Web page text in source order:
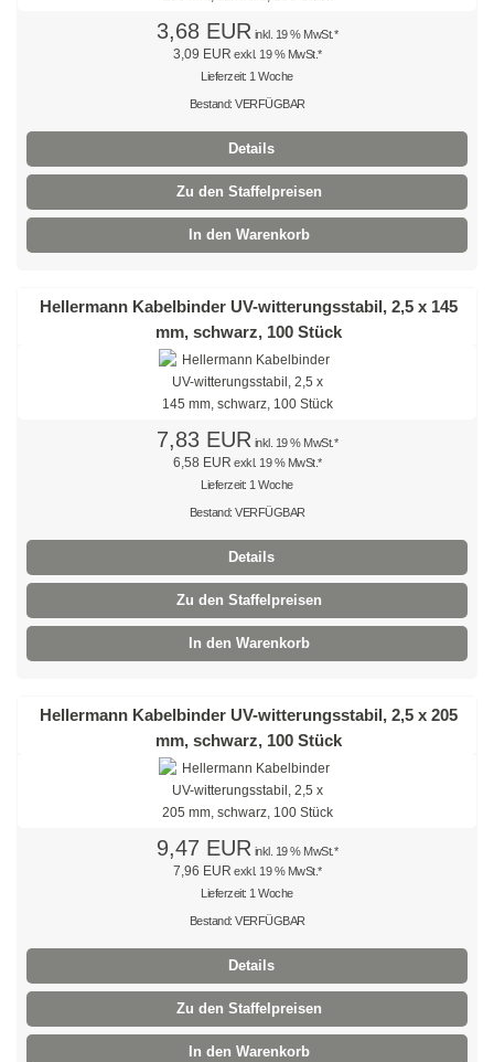
Braun
Hellbraun
Oliv
SONDERANGEBOTE
Edelstahlbinder 316 SS
Edelstahlbinder mit Beschichtung
3,68 EUR inkl. 19 % MwSt.*
3,09 EUR exkl. 19 % MwSt.*
Lieferzeit: 1 Woche
Bestand: VERFÜGBAR
Details
Zu den Staffelpreisen
In den Warenkorb
Hellermann Kabelbinder UV-witterungsstabil, 2,5 x 145
mm, schwarz, 100 Stück
7,83 EUR inkl. 19 % MwSt.*
6,58 EUR exkl. 19 % MwSt.*
Lieferzeit: 1 Woche
Bestand: VERFÜGBAR
Details
Zu den Staffelpreisen
In den Warenkorb
Hellermann Kabelbinder UV-witterungsstabil, 2,5 x 205
mm, schwarz, 100 Stück
9,47 EUR inkl. 19 % MwSt.*
7,96 EUR exkl. 19 % MwSt.*
Lieferzeit: 1 Woche
Bestand: VERFÜGBAR
Details
Zu den Staffelpreisen
In den Warenkorb